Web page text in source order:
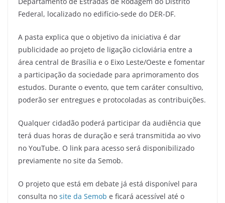
Federal, localizado no edifício-sede do DER-DF.
A pasta explica que o objetivo da iniciativa é dar
publicidade ao projeto de ligação cicloviária entre a
área central de Brasília e o Eixo Leste/Oeste e fomentar
a participação da sociedade para aprimoramento dos
estudos. Durante o evento, que tem caráter consultivo,
poderão ser entregues e protocoladas as contribuições.
Qualquer cidadão poderá participar da audiência que
terá duas horas de duração e será transmitida ao vivo
no YouTube. O link para acesso será disponibilizado
previamente no site da Semob.
O projeto que está em debate já está disponível para
consulta no site da Semob e ficará acessível até o